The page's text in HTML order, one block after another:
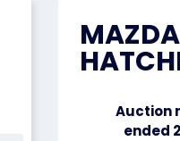
Auction
ended